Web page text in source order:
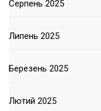
Серпень 2025
Липень 2025
Березень 2025
Лютий 2025